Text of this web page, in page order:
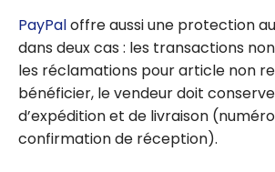
PayPaloffre aussi une protection
dans deux cas : les transactions
les réclamations pour article non
bénéficier, le vendeur doit
d’expédition et de livraison
confirmation de réception).